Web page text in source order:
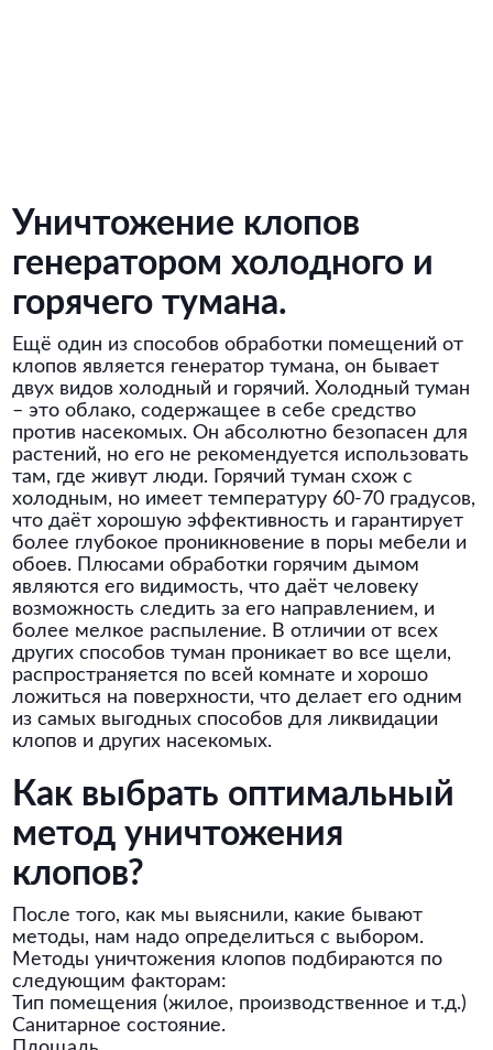
Уничтожение клопов
генератором холодного и
горячего тумана.
Ещё один из способов обработки помещений от
клопов является генератор тумана, он бывает
двух видов холодный и горячий. Холодный туман
– это облако, содержащее в себе средство
против насекомых. Он абсолютно безопасен для
растений, но его не рекомендуется использовать
там, где живут люди. Горячий туман схож с
холодным, но имеет температуру 60-70 градусов,
что даёт хорошую эффективность и гарантирует
более глубокое проникновение в поры мебели и
обоев. Плюсами обработки горячим дымом
являются его видимость, что даёт человеку
возможность следить за его направлением, и
более мелкое распыление. В отличии от всех
других способов туман проникает во все щели,
распространяется по всей комнате и хорошо
ложиться на поверхности, что делает его одним
из самых выгодных способов для ликвидации
клопов и других насекомых.
Как выбрать оптимальный
метод уничтожения
клопов?
После того, как мы выяснили, какие бывают
методы, нам надо определиться с выбором.
Методы уничтожения клопов подбираются по
следующим факторам:
Тип помещения (жилое, производственное и т.д.)
Санитарное состояние.